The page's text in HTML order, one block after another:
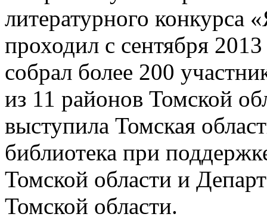
литературного
проходил с сентября
собрал более 200
из 11 районов Томской
выступила Томская
библиотека при
Томской области и
Томской области.